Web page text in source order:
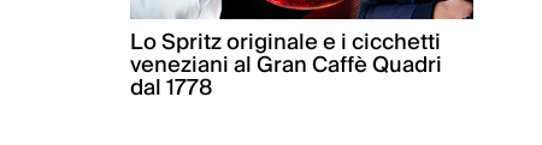
Lo Spritz originale e i cicchetti
veneziani al Gran Caffè Quadri
dal 1778